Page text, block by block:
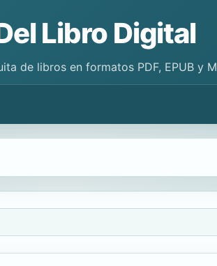
Libro Digital
de libros en formatos PDF, EPUB y